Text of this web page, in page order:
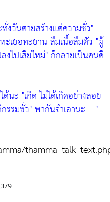
งวันตายสร้างแต่ความชั่ว"
ะเยอทะยาน ลืมเนื้อลืมตัว "ผู้
ไปเสียใหม่" ก็กลายเป็นคนดี
ด้นะ "เกิด ไม่ได้เกิดอย่างลอย
รรมชั่ว"พากันจำเอานะ .. "